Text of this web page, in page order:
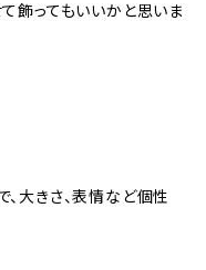
飾ってもいいかと思いま
大きさ、表情など個性